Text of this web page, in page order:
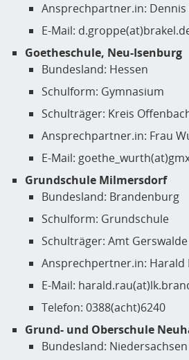
Ansprechpartner.in:
E-Mail:
Goetheschule, Neu-Isenburg
Bundesland: Hessen
Schulform: Gymnasium
Schulträger: Kreis
Ansprechpartner.in: Frau
E-Mail:
Grundschule Milmersdorf
Bundesland: Brandenburg
Schulform: Grundschule
Schulträger: Amt Gerswalde
Ansprechpertner.in: Harald
E-Mail:
Telefon: 0388(acht)6240
Grund- und Oberschule
Bundesland: Niedersachsen